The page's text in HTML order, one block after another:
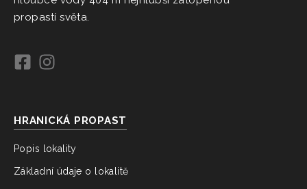
propastí světa.
HRANICKÁ PROPAST
Popis lokality
Základní údaje o lokalitě